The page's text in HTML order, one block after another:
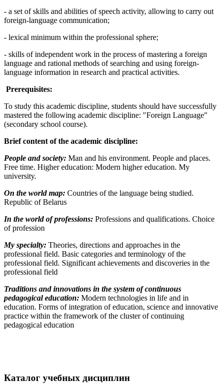
- a set of skills and abilities of speech activity, allowing to carry out
foreign-language communication;
- lexical minimum within the professional sphere;
- skills of independent work in the process of mastering a foreign
language and rational methods of searching and using foreign-
language information in research and practical activities.
Prerequisites:
To study this academic discipline, students should have successfully
mastered the following academic discipline: "Foreign Language"
(secondary school course).
Brief content of the academic discipline:
People and society: Man and his environment. People and places.
Free time. Higher education: Modern higher education. My
university.
On the world map: Countries of the language being studied.
Republic of Belarus
In the world of professions: Professions and qualifications. Choice
of profession
My specialty: Theories, directions and approaches in the
professional field. Basic categories and terminology of the
professional field. Significant achievements and discoveries in the
professional field
Traditions and innovations in the system of continuous
pedagogical education: Modern technologies in life and in
education. Forms of integration of education, science and innovative
practice within the framework of the cluster of continuing
pedagogical education
Каталог учебных дисциплин